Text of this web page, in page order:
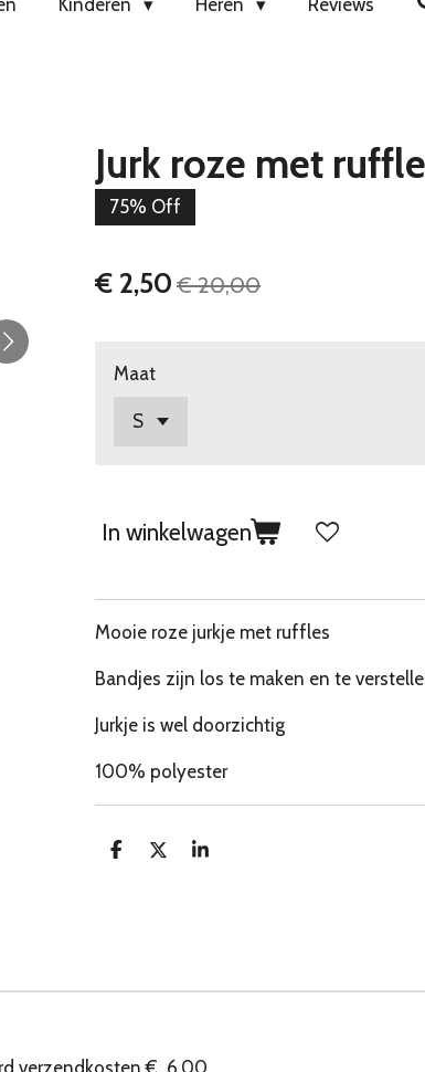
Jurk roze met
75% Off
€ 2,50 € 20,00
Maat
In winkelwagen
Mooie roze jurkje met ruffles
Bandjes zijn los te maken en te
Jurkje is wel doorzichtig
100% polyester
D
D
S
verzendkosten€ 6.00